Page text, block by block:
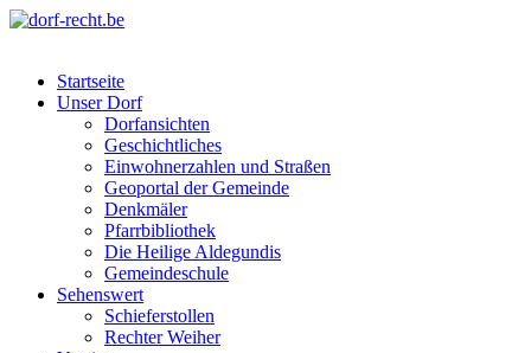
Skip
Startseite
Unser Dorf
Dorfansichten
Geschichtliches
Einwohnerzahlen und Straßen
Geoportal der Gemeinde
Denkmäler
Pfarrbibliothek
Die Heilige Aldegundis
Gemeindeschule
Sehenswert
Schieferstollen
Rechter Weiher